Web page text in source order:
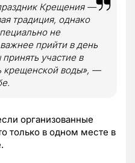
Крещения —
традиция, однако
не
прийти в день
участие в
крещенской воды», —
организованные
только в одном месте в